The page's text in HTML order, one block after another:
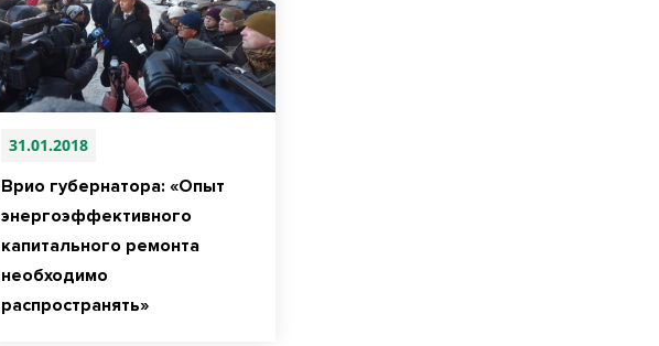
31.01.2018
Врио губернатора: «Опыт
энергоэффективного
капитального ремонта
необходимо
распространять»